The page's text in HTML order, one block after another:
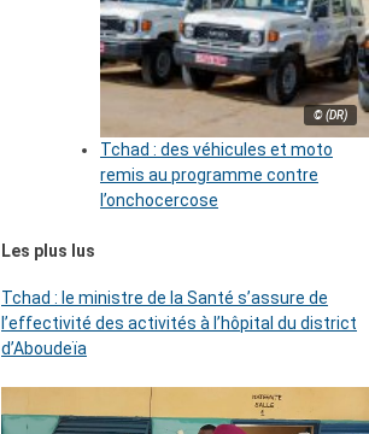
© (DR)
Tchad : des véhicules et moto
remis au programme contre
l’onchocercose
Les plus lus
Tchad : le ministre de la Santé s’assure de
l’effectivité des activités à l’hôpital du district
d’Aboudeïa